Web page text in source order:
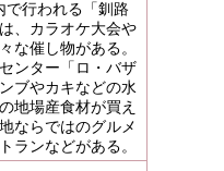
で行われる「釧路
、カラオケ大会や
な催し物がある。
ンター「ロ・バザ
ブやカキなどの水
地場産食材が買え
ならではのグルメ
ランなどがある。